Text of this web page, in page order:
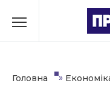
до
Головна »